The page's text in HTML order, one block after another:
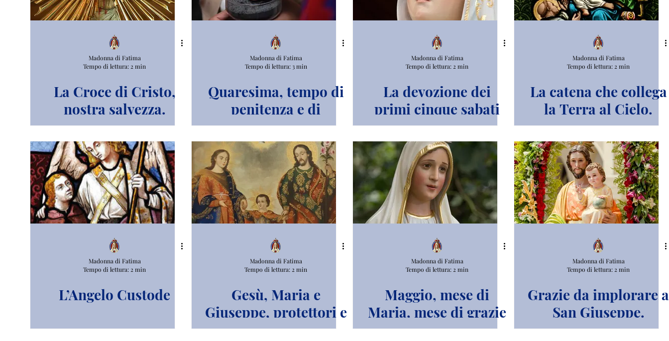
Madonna di Fatima
Tempo di lettura: 2 min
La Croce di Cristo,
nostra salvezza.
Madonna di Fatima
Tempo di lettura: 3 min
Quaresima, tempo di
penitenza e di
riconciliazione.
Madonna di Fatima
Tempo di lettura: 2 min
La devozione dei
primi cinque sabati
Madonna di Fatima
Tempo di lettura: 2 min
La catena che collega
la Terra al Cielo.
Madonna di Fatima
Tempo di lettura: 2 min
L’Angelo Custode
Madonna di Fatima
Tempo di lettura: 2 min
Gesù, Maria e
Giuseppe, protettori e
modelli delle famiglie.
Madonna di Fatima
Tempo di lettura: 2 min
Maggio, mese di
Maria, mese di grazie
Madonna di Fatima
Tempo di lettura: 2 min
Grazie da implorare a
San Giuseppe.